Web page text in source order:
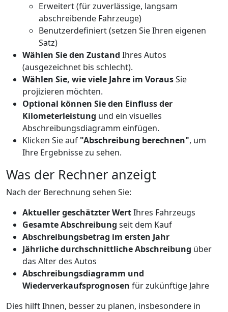
Erweitert (für zuverlässige, langsam
abschreibende Fahrzeuge)
Benutzerdefiniert (setzen Sie Ihren eigenen
Satz)
Wählen Sie den Zustand Ihres Autos
(ausgezeichnet bis schlecht).
Wählen Sie, wie viele Jahre im VorausSie
projizieren möchten.
Optional können Sie den Einfluss der
Kilometerleistung und ein visuelles
Abschreibungsdiagramm einfügen.
Klicken Sie auf "Abschreibung berechnen", um
Ihre Ergebnisse zu sehen.
Was der Rechner anzeigt
Nach der Berechnung sehen Sie:
Aktueller geschätzter WertIhres Fahrzeugs
Gesamte Abschreibung seit dem Kauf
Abschreibungsbetrag im ersten Jahr
Jährliche durchschnittliche Abschreibung über
das Alter des Autos
Abschreibungsdiagramm und
Wiederverkaufsprognosen für zukünftige Jahre
Dies hilft Ihnen, besser zu planen, insbesondere in